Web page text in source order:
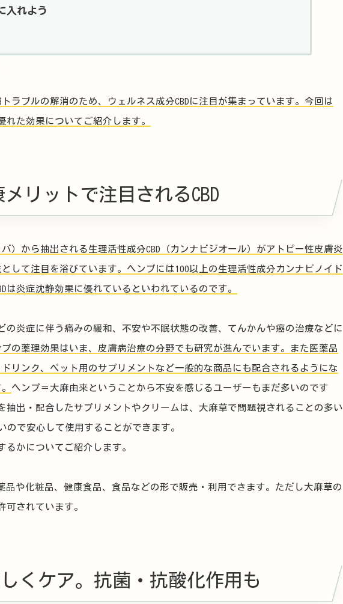
入れよう
ラブルの解消のため、ウェルネス成分CBDに注目が集まっています。今回は
れた効果についてご紹介します。
メリットで注目されるCBD
）から抽出される生理活性成分CBD（カンナビジオール）がアトピー性皮膚炎
して注目を浴びています。ヘンプには100以上の生理活性成分カンナビノイド
は炎症沈静効果に優れているといわれているのです。
の炎症に伴う痛みの緩和、不安や不眠状態の改善、てんかんや癌の治療などに
プの薬理効果はいま、皮膚病治療の分野でも研究が進んでいます。また医薬品
リンク、ペット用のサプリメントなど一般的な商品にも配合されるようにな
ヘンプ＝大麻由来ということから不安を感じるユーザーもまだ多いのです
抽出・配合したサプリメントやクリームは、大麻草で問題視されることの多い
ので安心して使用することができます。
るかについてご紹介します。
品や化粧品、健康食品、食品などの形で販売・利用できます。ただし大麻草の
可されています。
くケア。抗菌・抗酸化作用も